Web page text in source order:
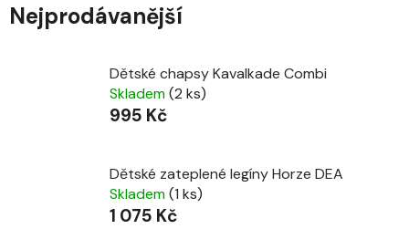
Nejprodávanější
Dětské chapsy Kavalkade Combi
Skladem(2 ks)
995 Kč
Dětské zateplené legíny Horze DEA
Skladem(1 ks)
1 075 Kč